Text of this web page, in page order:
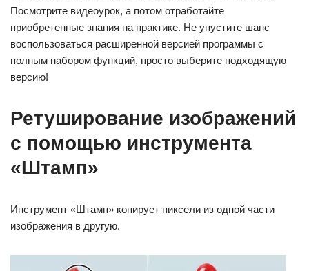
Посмотрите видеоурок, а потом отработайте
приобретенные знания на практике. Не упустите шанс
воспользоваться расширенной версией программы с
полным набором функций, просто выберите подходящую
версию!
Ретуширование изображений
с помощью инструмента
«Штамп»
Инструмент «Штамп» копирует пиксели из одной части
изображения в другую.